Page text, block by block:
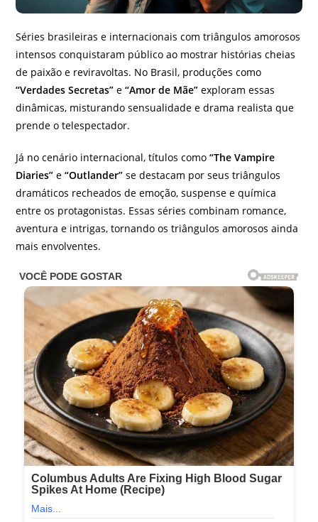
Séries brasileiras e internacionais com triângulos amorosos
intensos conquistaram público ao mostrar histórias cheias
de paixão e reviravoltas. No Brasil, produções como
“Verdades Secretas” e“Amor de Mãe” exploram essas
dinâmicas, misturando sensualidade e drama realista que
prende o telespectador.
Já no cenário internacional, títulos como“The Vampire
Diaries” e“Outlander” se destacam por seus triângulos
dramáticos recheados de emoção, suspense e química
entre os protagonistas. Essas séries combinam romance,
aventura e intrigas, tornando os triângulos amorosos ainda
mais envolventes.